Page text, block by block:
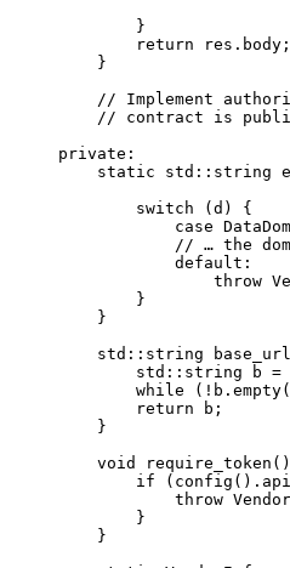
}
return
res . body ;
}
// Implement
// contract is
private:
static std::string
switch (d) {
case
// … the
default :
throw
}
}
std::string
base_url
std::string b =
while ( ! b . empty
return b;
}
void
require_token
if ( config ().
throw
}
}